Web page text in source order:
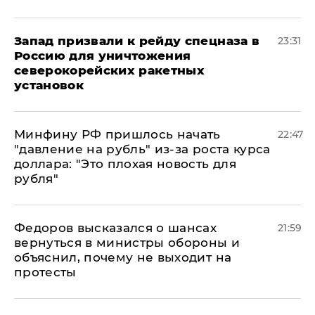
Запад призвали к рейду спецназа в
Россию для уничтожения
северокорейских ракетных
установок
23:31
Минфину РФ пришлось начать
"давление на рубль" из-за роста курса
доллара: "Это плохая новость для
рубля"
22:47
Федоров высказался о шансах
вернуться в министры обороны и
объяснил, почему не выходит на
протесты
21:59